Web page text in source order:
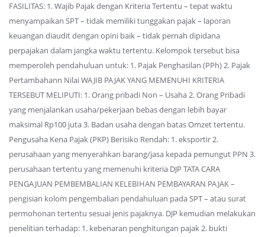
FASILITAS: 1. Wajib Pajak dengan Kriteria Tertentu – tepat waktu
menyampaikan SPT – tidak memiliki tunggakan pajak – laporan
keuangan diaudit dengan opini baik – tidak pernah dipidana
perpajakan dalam jangka waktu tertentu. Kelompok tersebut bisa
memperoleh pendahuluan untuk: 1. Pajak Penghasilan (PPh) 2. Pajak
Pertambahann Nilai WAJIB PAJAK YANG MEMENUHI KRITERIA
TERSEBUT MELIPUTI: 1. Orang pribadi Non – Usaha 2. Orang Pribadi
yang menjalankan usaha/pekerjaan bebas dengan lebih bayar
maksimal Rp100 juta 3. Badan usaha dengan batas Omzet tertentu.
Pengusaha Kena Pajak (PKP) Berisiko Rendah: 1. eksportir 2.
perusahaan yang menyerahkan barang/jasa kepada pemungut PPN 3.
perusahaan tertentu yang memenuhi kriteria DJP TATA CARA
PENGAJUAN PEMBEMBALIAN KELEBIHAN PEMBAYARAN PAJAK –
pengisian kolom pengembalian pendahuluan pada SPT – atau surat
permohonan tertentu sesuai jenis pajaknya. DJP kemudian melakukan
penelitian terhadap: 1. kebenaran penghitungan pajak 2. bukti